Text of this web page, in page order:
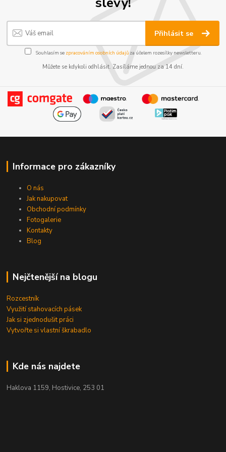
Přihlásit se
Souhlasím se zpracováním osobních údajůza účelem rozesílky newsletteru.
Můžete se kdykoli odhlásit. Zasíláme jednou za 14 dní.
Informace pro zákazníky
O nás
Jak nakupovat
Obchodní podmínky
Fotogalerie
Kontakty
Blog
Nejčtenější na blogu
Rozcestník
Využití stahovacích pásek
Jak si zjednodušit práci
Vytvořte si vlastní škrabadlo
Kde nás najdete
Haklova 1159, Hostivice, 253 01